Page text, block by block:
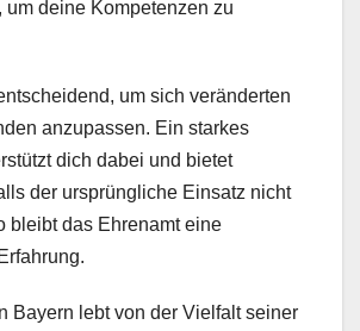
um deine Kompetenzen zu
um sich veränderten
anzupassen. Ein starkes
dich dabei und bietet
der ursprüngliche Einsatz nicht
bleibt das Ehrenamt eine
Bayern lebt von der Vielfalt seiner